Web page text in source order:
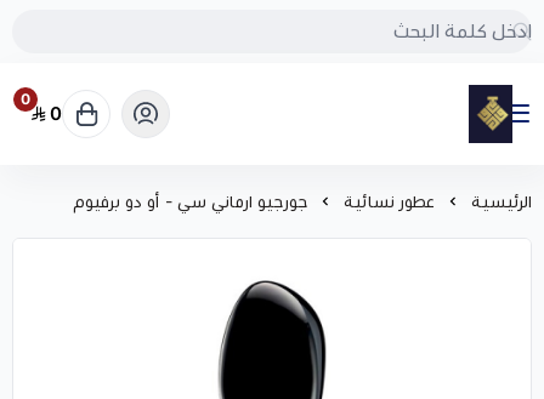
مود
0
0
الرئيسية عطور نسائية جورجيو ارماني سي - أو دو برفيوم